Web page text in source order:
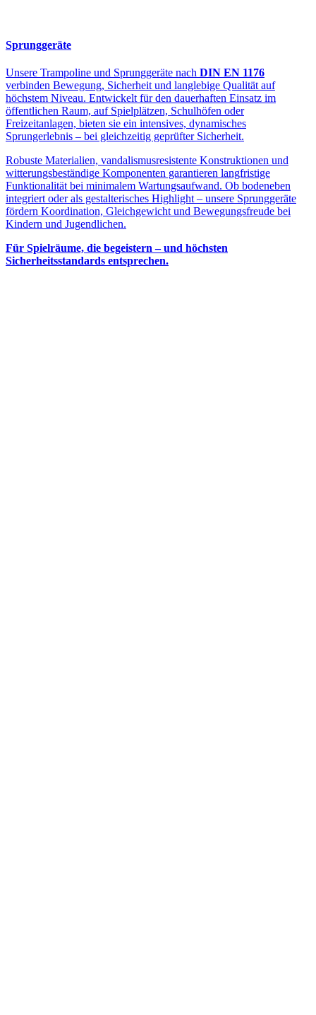
Sprunggeräte
Unsere Trampoline und Sprunggeräte nach DIN EN 1176
verbinden Bewegung, Sicherheit und langlebige Qualität auf
höchstem Niveau. Entwickelt für den dauerhaften Einsatz im
öffentlichen Raum, auf Spielplätzen, Schulhöfen oder
Freizeitanlagen, bieten sie ein intensives, dynamisches
Sprungerlebnis – bei gleichzeitig geprüfter Sicherheit.
Robuste Materialien, vandalismusresistente Konstruktionen und
witterungsbeständige Komponenten garantieren langfristige
Funktionalität bei minimalem Wartungsaufwand. Ob bodeneben
integriert oder als gestalterisches Highlight – unsere Sprunggeräte
fördern Koordination, Gleichgewicht und Bewegungsfreude bei
Kindern und Jugendlichen.
Für Spielräume, die begeistern – und höchsten
Sicherheitsstandards entsprechen.